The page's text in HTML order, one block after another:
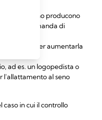
al giorno producono
si raccomanda di
; per aumentarla
ad es. un logopedista o
l'allattamento al seno
in cui il controllo